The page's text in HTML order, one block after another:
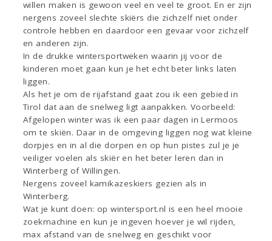
willen maken is gewoon veel en veel te groot. En er zijn
nergens zoveel slechte skiërs die zichzelf niet onder
controle hebben en daardoor een gevaar voor zichzelf
en anderen zijn.
In de drukke wintersportweken waarin jij voor de
kinderen moet gaan kun je het echt beter links laten
liggen.
Als het je om de rijafstand gaat zou ik een gebied in
Tirol dat aan de snelweg ligt aanpakken. Voorbeeld:
Afgelopen winter was ik een paar dagen in Lermoos
om te skiën. Daar in de omgeving liggen nog wat kleine
dorpjes en in al die dorpen en op hun pistes zul je je
veiliger voelen als skiër en het beter leren dan in
Winterberg of Willingen.
Nergens zoveel kamikazeskiers gezien als in
Winterberg.
Wat je kunt doen: op wintersport.nl is een heel mooie
zoekmachine en kun je ingeven hoever je wil rijden,
max afstand van de snelweg en geschikt voor